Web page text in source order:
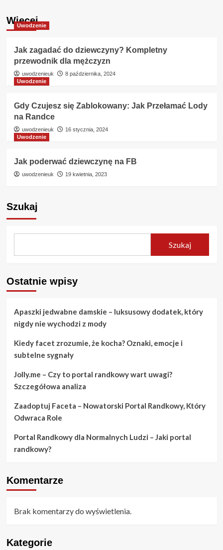
Więcej
Uwodzenie
Jak zagadać do dziewczyny? Kompletny
przewodnik dla mężczyzn
uwodzenieuk
8 października, 2024
Uwodzenie
Gdy Czujesz się Zablokowany: Jak Przełamać Lody
na Randce
uwodzenieuk
16 stycznia, 2024
Uwodzenie
Jak poderwać dziewczynę na FB
uwodzenieuk 19 kwietnia, 2023
Szukaj
Szukaj
Ostatnie wpisy
Apaszki jedwabne damskie – luksusowy dodatek, który
nigdy nie wychodzi z mody
Kiedy facet zrozumie, że kocha? Oznaki, emocje i
subtelne sygnały
Jolly.me – Czy to portal randkowy wart uwagi?
Szczegółowa analiza
Zaadoptuj Faceta – Nowatorski Portal Randkowy, Który
Odwraca Role
Portal Randkowy dla Normalnych Ludzi – Jaki portal
randkowy?
Komentarze
Brak komentarzy do wyświetlenia.
Kategorie